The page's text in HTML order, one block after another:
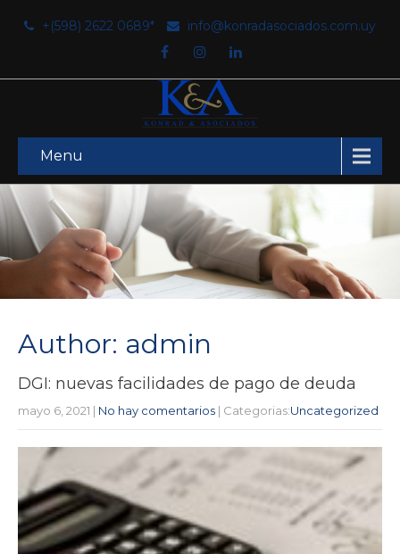
+(598) 2622 0689* info@konradasociados.com.uy
Menu
Author: admin
DGI: nuevas facilidades de pago de deuda
mayo 6, 2021 | No hay comentarios | Categorias:Uncategorized